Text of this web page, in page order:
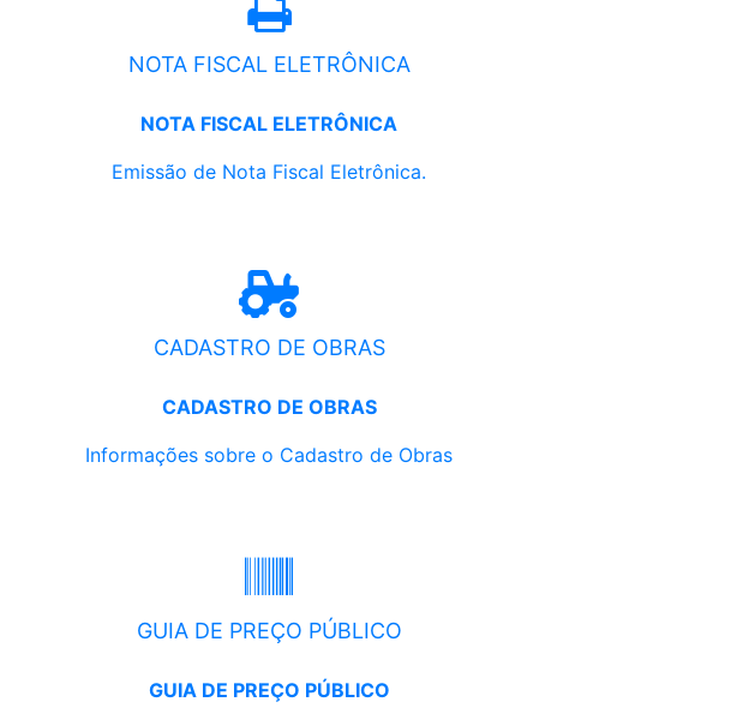
NOTA FISCAL ELETRÔNICA
NOTA FISCAL ELETRÔNICA
Emissão de Nota Fiscal Eletrônica.
CADASTRO DE OBRAS
CADASTRO DE OBRAS
Informações sobre o Cadastro de Obras
GUIA DE PREÇO PÚBLICO
GUIA DE PREÇO PÚBLICO